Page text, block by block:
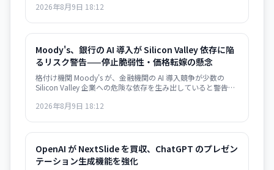
急速拡大が環境目標と深刻に矛盾する局面を示唆している。
2026年8月9日 18:12
Moody's、銀行の AI 導入が Silicon Valley 依存に陥
るリスク警告——停止脆弱性・価格転嫁の懸念
格付け機関 Moody's が、金融機関の AI 導入競争が少数の
Silicon Valley 企業への危険な依存を生み出していると警告。
形成されつつあり、金融システムのリスク要因になり得ると
2026年8月9日 18:12
OpenAI が NextSlide を買収、ChatGPT のプレゼン
テーション生成機能を強化